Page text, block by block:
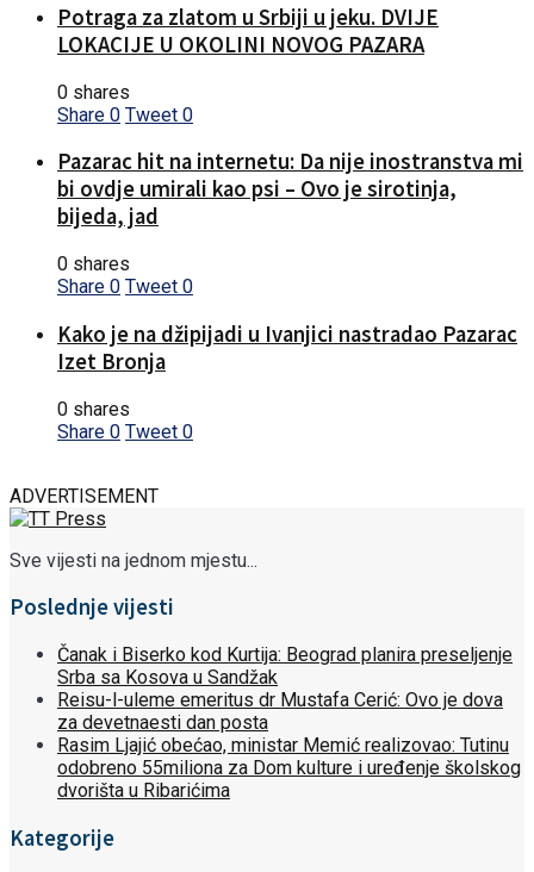
Potraga za zlatom u Srbiji u jeku. DVIJE
LOKACIJE U OKOLINI NOVOG PAZARA
0 shares
Share 0 Tweet 0
Pazarac hit na internetu: Da nije inostranstva mi
bi ovdje umirali kao psi – Ovo je sirotinja,
bijeda, jad
0 shares
Share 0 Tweet 0
Kako je na džipijadi u Ivanjici nastradao Pazarac
Izet Bronja
0 shares
Share 0 Tweet 0
ADVERTISEMENT
Sve vijesti na jednom mjestu...
Poslednje vijesti
Čanak i Biserko kod Kurtija: Beograd planira preseljenje
Srba sa Kosova u Sandžak
Reisu-l-uleme emeritus dr Mustafa Cerić: Ovo je dova
za devetnaesti dan posta
Rasim Ljajić obećao, ministar Memić realizovao: Tutinu
odobreno 55miliona za Dom kulture i uređenje školskog
dvorišta u Ribarićima
Kategorije